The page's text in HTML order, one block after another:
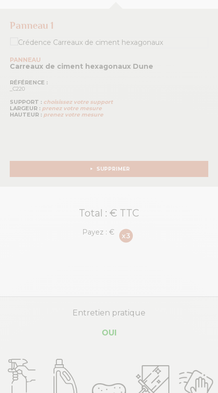
Panneau 1
PANNEAU
Carreaux de ciment hexagonaux Dune
RÉFÉRENCE :
_C220
SUPPORT : choisissez votre support
LARGEUR : prenez votre mesure
HAUTEUR : prenez votre mesure
SUPPRIMER
Total : € TTC
Payez :€
Entretien pratique
OUI